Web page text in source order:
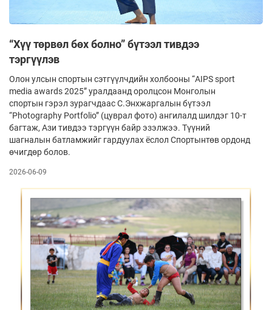
“Хүү төрвөл бөх болно” бүтээл тивдээ
тэргүүлэв
Олон улсын спортын сэтгүүлчдийн хол­бооны “AIPS sport
media awards 2025” урал­даанд оролцсон Монголын
спортын гэрэл зурагч­даас С.Энхжаргалын бүтээл
“Photography Portfolio” (цуврал фото) ангилалд шилдэг 10-т
багтаж, Ази тивдээ тэргүүн байр эзэлжээ. Түүний
шагналын батламжийг гардуулах ёс­лол Спортынтөв ордонд
өчигдөр болов.
2026-06-09